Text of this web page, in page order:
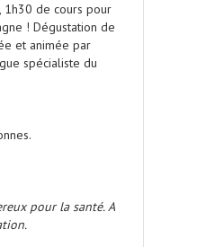
1h30 de cours pour
! Dégustation de
et animée par
spécialiste du
pour la santé. A